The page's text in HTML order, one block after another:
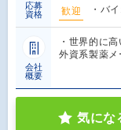
応募
資格
歓迎
・バ
会社
概要
・世界的に
外資系製薬
気にな